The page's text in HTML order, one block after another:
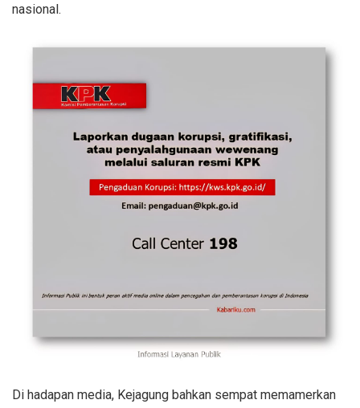
nasional.
Di hadapan media, Kejagung bahkan sempat memamerkan